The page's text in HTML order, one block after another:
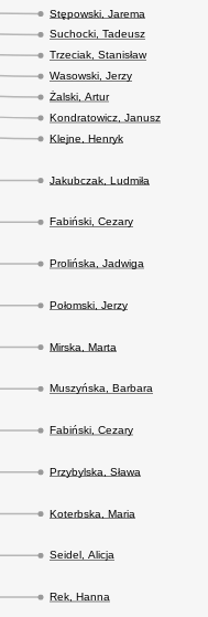
Stępowski, Jarema
Suchocki, Tadeusz
Trzeciak, Stanisław
Wasowski, Jerzy
Żalski, Artur
Kondratowicz, Janusz
Klejne, Henryk
Jakubczak, Ludmiła
Fabiński, Cezary
Prolińska, Jadwiga
Połomski, Jerzy
Mirska, Marta
Muszyńska, Barbara
Fabiński, Cezary
Przybylska, Sława
Koterbska, Maria
Seidel, Alicja
Rek, Hanna